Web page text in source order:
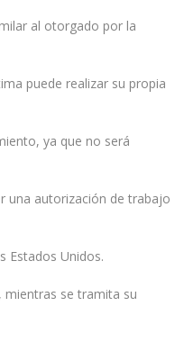
al otorgado por la
puede realizar su propia
ya que no será
una autorización de trabajo
Estados Unidos.
mientras se tramita su